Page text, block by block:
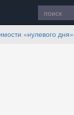
«нулевого дня»